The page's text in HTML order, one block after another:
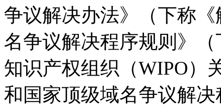
争议解决办法》（下称
名争议解决程序规则》
知识产权组织（WIPO）
和国家顶级域名争议解